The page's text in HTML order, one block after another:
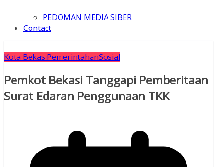
PEDOMAN MEDIA SIBER
Contact
Kota BekasiPemerintahanSosial
Pemkot Bekasi Tanggapi Pemberitaan
Surat Edaran Penggunaan TKK